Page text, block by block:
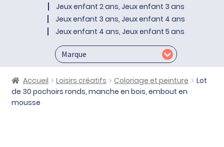
Jeux enfant 2 ans, Jeux enfant 3 ans
Jeux enfant 3 ans, Jeux enfant 4 ans
Jeux enfant 4 ans, Jeux enfant 5 ans
Accueil Loisirs créatifs Coloriage et peinture
Lot
de 30 pochoirs ronds, manche en bois, embout en
mousse